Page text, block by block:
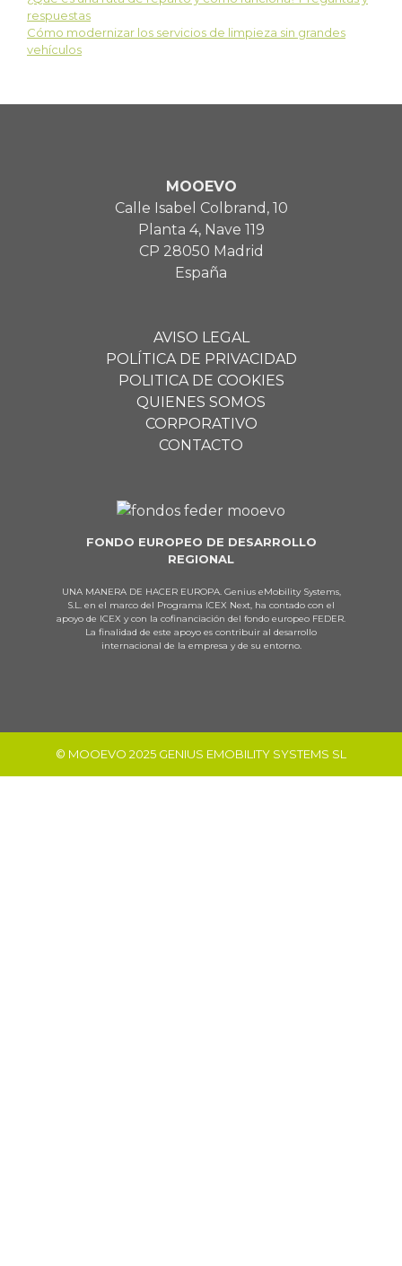
respuestas
Cómo modernizar los servicios de limpieza sin grandes
vehículos
MOOEVO
Calle Isabel Colbrand, 10
Planta 4, Nave 119
CP 28050 Madrid
España
AVISO LEGAL
POLÍTICA DE PRIVACIDAD
POLITICA DE COOKIES
QUIENES SOMOS
CORPORATIVO
CONTACTO
FONDO EUROPEO DE DESARROLLO
REGIONAL
UNA MANERA DE HACER EUROPA. Genius eMobility Systems,
S.L. en el marco del Programa ICEX Next, ha contado con el
apoyo de ICEX y con la cofinanciación del fondo europeo FEDER.
La finalidad de este apoyo es contribuir al desarrollo
internacional de la empresa y de su entorno.
© MOOEVO 2025 GENIUS EMOBILITY SYSTEMS SL